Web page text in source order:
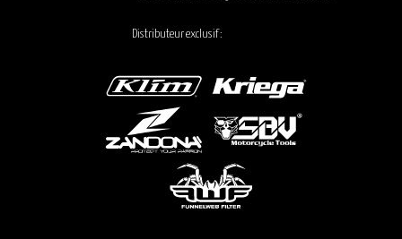
Distributeur exclusif :